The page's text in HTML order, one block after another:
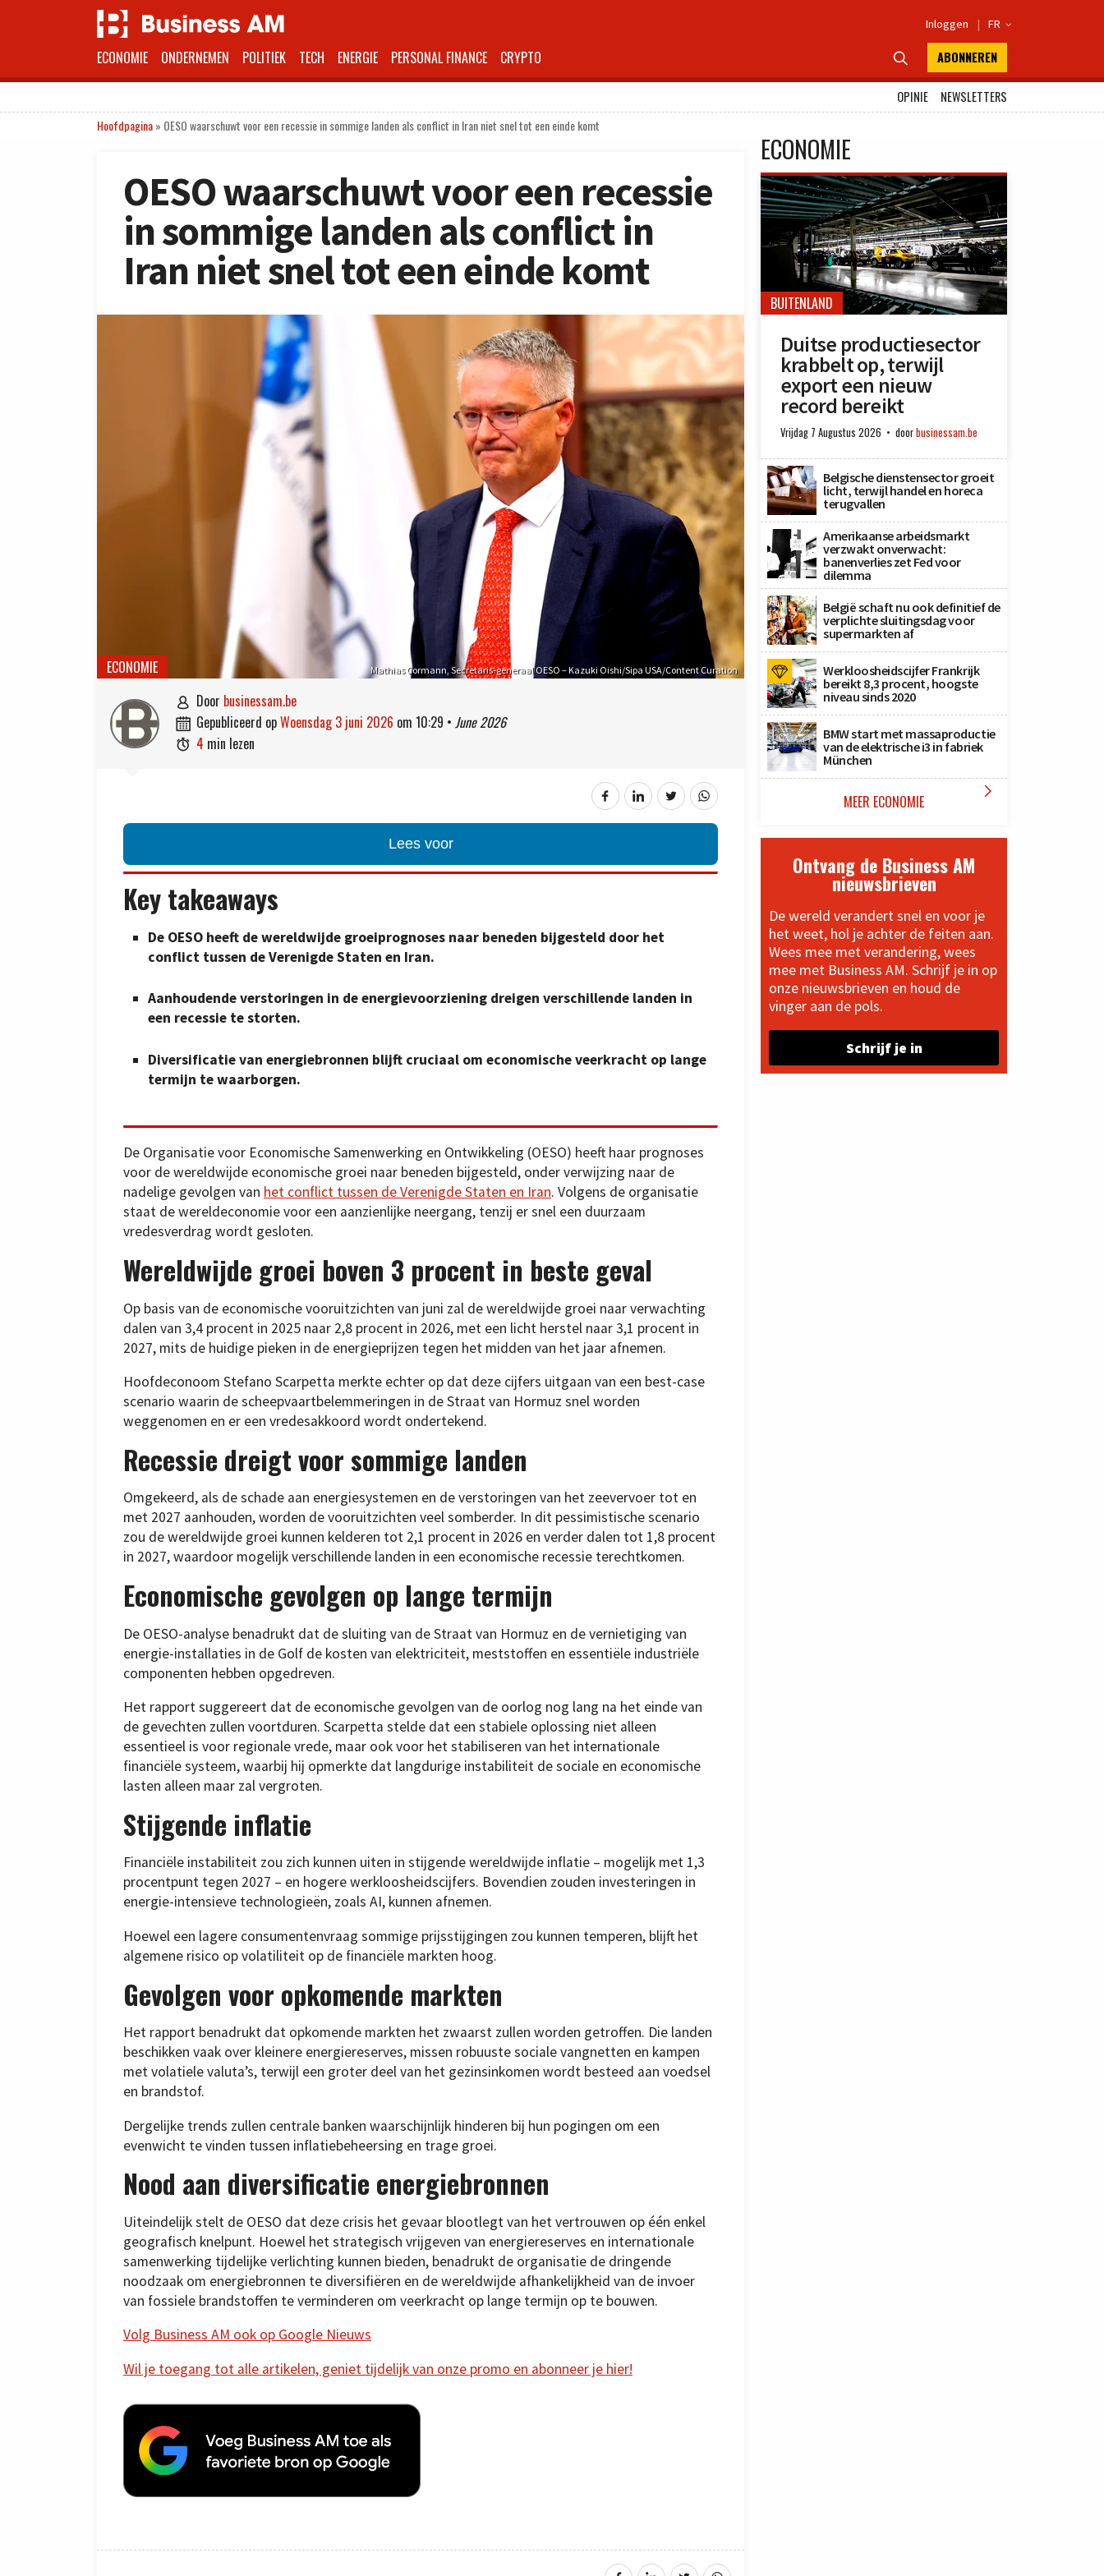
Inloggen | FR 
ECONOMIE ONDERNEMEN POLITIEK TECH ENERGIE PERSONAL FINANCE CRYPTO  ABONNEREN
OPINIE
NEWSLETTERS
Hoofdpagina» OESO waarschuwt voor een recessie in sommige landen als conflict in Iran niet snel tot een einde komt
OESO waarschuwt voor een recessie
in sommige landen als conflict in
Iran niet snel tot een einde komt
Mathias Cormann, Secretaris-generaal OESO – Kazuki Oishi/Sipa USA/Content Curation
ECONOMIE
 door businessam.be
 gepubliceerd op woensdag 3 juni 2026 om 10:29 • June 2026
 4 min lezen
Lees voor
Key takeaways
De OESO heeft de wereldwijde groeiprognoses naar beneden bijgesteld door het
conflict tussen de Verenigde Staten en Iran.
Aanhoudende verstoringen in de energievoorziening dreigen verschillende landen in
een recessie te storten.
Diversificatie van energiebronnen blijft cruciaal om economische veerkracht op lange
termijn te waarborgen.
De Organisatie voor Economische Samenwerking en Ontwikkeling (OESO) heeft haar prognoses
voor de wereldwijde economische groei naar beneden bijgesteld, onder verwijzing naar de
nadelige gevolgen van het conflict tussen de Verenigde Staten en Iran. Volgens de organisatie
staat de wereldeconomie voor een aanzienlijke neergang, tenzij er snel een duurzaam
vredesverdrag wordt gesloten.
Wereldwijde groei boven 3 procent in beste geval
Op basis van de economische vooruitzichten van juni zal de wereldwijde groei naar verwachting
dalen van 3,4 procent in 2025 naar 2,8 procent in 2026, met een licht herstel naar 3,1 procent in
2027, mits de huidige pieken in de energieprijzen tegen het midden van het jaar afnemen.
Hoofdeconoom Stefano Scarpetta merkte echter op dat deze cijfers uitgaan van een best-case
scenario waarin de scheepvaartbelemmeringen in de Straat van Hormuz snel worden
weggenomen en er een vredesakkoord wordt ondertekend.
Recessie dreigt voor sommige landen
Omgekeerd, als de schade aan energiesystemen en de verstoringen van het zeevervoer tot en
met 2027 aanhouden, worden de vooruitzichten veel somberder. In dit pessimistische scenario
zou de wereldwijde groei kunnen kelderen tot 2,1 procent in 2026 en verder dalen tot 1,8 procent
in 2027, waardoor mogelijk verschillende landen in een economische recessie terechtkomen.
Economische gevolgen op lange termijn
De OESO-analyse benadrukt dat de sluiting van de Straat van Hormuz en de vernietiging van
energie-installaties in de Golf de kosten van elektriciteit, meststoffen en essentiële industriële
componenten hebben opgedreven.
Het rapport suggereert dat de economische gevolgen van de oorlog nog lang na het einde van
de gevechten zullen voortduren. Scarpetta stelde dat een stabiele oplossing niet alleen
essentieel is voor regionale vrede, maar ook voor het stabiliseren van het internationale
financiële systeem, waarbij hij opmerkte dat langdurige instabiliteit de sociale en economische
lasten alleen maar zal vergroten.
Stijgende inflatie
Financiële instabiliteit zou zich kunnen uiten in stijgende wereldwijde inflatie – mogelijk met 1,3
procentpunt tegen 2027 – en hogere werkloosheidscijfers. Bovendien zouden investeringen in
energie-intensieve technologieën, zoals AI, kunnen afnemen.
Hoewel een lagere consumentenvraag sommige prijsstijgingen zou kunnen temperen, blijft het
algemene risico op volatiliteit op de financiële markten hoog.
Gevolgen voor opkomende markten
Het rapport benadrukt dat opkomende markten het zwaarst zullen worden getroffen. Die landen
beschikken vaak over kleinere energiereserves, missen robuuste sociale vangnetten en kampen
met volatiele valuta’s, terwijl een groter deel van het gezinsinkomen wordt besteed aan voedsel
en brandstof.
Dergelijke trends zullen centrale banken waarschijnlijk hinderen bij hun pogingen om een
evenwicht te vinden tussen inflatiebeheersing en trage groei.
Nood aan diversificatie energiebronnen
Uiteindelijk stelt de OESO dat deze crisis het gevaar blootlegt van het vertrouwen op één enkel
geografisch knelpunt. Hoewel het strategisch vrijgeven van energiereserves en internationale
samenwerking tijdelijke verlichting kunnen bieden, benadrukt de organisatie de dringende
noodzaak om energiebronnen te diversifiëren en de wereldwijde afhankelijkheid van de invoer
van fossiele brandstoffen te verminderen om veerkracht op lange termijn op te bouwen.
Volg Business AM ook op Google Nieuws
Wil je toegang tot alle artikelen, geniet tijdelijk van onze promo en abonneer je hier!
ECONOMIE
BUITENLAND
Duitse productiesector
krabbelt op, terwijl
export een nieuw
record bereikt
Vrijdag 7 Augustus 2026 doorbusinessam.be
Belgische dienstensector groeit
licht, terwijl handel en horeca
terugvallen
Amerikaanse arbeidsmarkt
verzwakt onverwacht:
banenverlies zet Fed voor
dilemma
België schaft nu ook definitief de
verplichte sluitingsdag voor
supermarkten af
Werkloosheidscijfer Frankrijk
bereikt 8,3 procent, hoogste
niveau sinds 2020
BMW start met massaproductie
van de elektrische i3 in fabriek
München
MEER ECONOMIE 
Ontvang de Business AM
nieuwsbrieven
De wereld verandert snel en voor je
het weet, hol je achter de feiten aan.
Wees mee met verandering, wees
mee met Business AM. Schrijf je in op
onze nieuwsbrieven en houd de
vinger aan de pols.
Schrijf je in